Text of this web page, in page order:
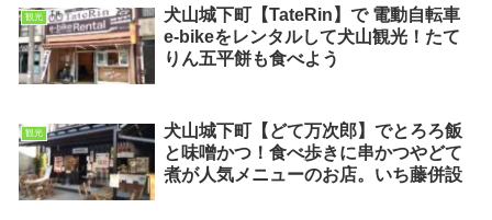
観光
犬山城下町【TateRin】で 電動自転車
e-bikeをレンタルして犬山観光！たて
りん五平餅も食べよう
観光
犬山城下町【どて万次郎】でとろろ飯
と味噌かつ！食べ歩きに串かつやどて
煮が人気メニューのお店。いち藤併設